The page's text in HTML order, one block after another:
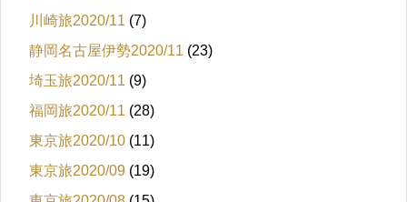
川崎旅2020/11 (7)
静岡名古屋伊勢2020/11 (23)
埼玉旅2020/11 (9)
福岡旅2020/11 (28)
東京旅2020/10 (11)
東京旅2020/09 (19)